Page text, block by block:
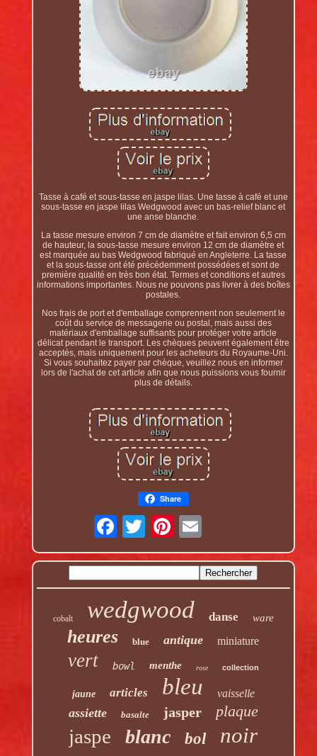
Tasse à café et sous-tasse en jaspe lilas. Une tasse à café et une
sous-tasse en jaspe lilas Wedgwood avec un bas-relief blanc et
une anse blanche.
La tasse mesure environ 7 cm de diamètre et fait environ 6,5 cm
de hauteur, la sous-tasse mesure environ 12 cm de diamètre et
est marquée au bas Wedgwood fabriqué en Angleterre. La tasse
et la sous-tasse ont été précédemment possédées et sont de
première qualité en très bon état. Termes et conditions et autres
informations importantes. Nous ne pouvons pas livrer à des boîtes
postales.
Nos frais de port et d'emballage comprennent non seulement le
coût du service de messagerie ou postal, mais aussi des
matériaux d'emballage suffisants pour protéger votre article
délicat pendant le transport. Les chèques peuvent également être
acceptés, mais uniquement pour les acheteurs du Royaume-Uni.
Si vous souhaitez payer par chèque, veuillez nous en informer
lors de l'achat de cet article afin que nous puissions vous fournir
plus de détails.
Share
cobalt wedgwood danse ware
heures blue antique miniature
vert bowl menthe rose collection
jaune articles bleu vaisselle
assiette basalte jasper plaque
jaspe blanc bol noir